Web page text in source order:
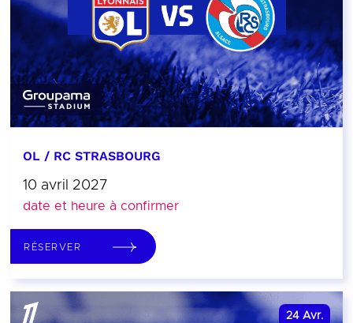
OL / RC STRASBOURG
10 avril 2027
date et heure à confirmer
RÉSERVER
24 Avr.